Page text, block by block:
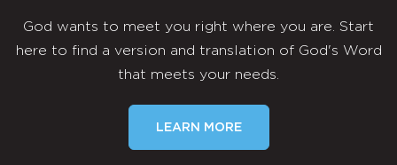
God wants to meet you right where you are. Start
here to find a version and translation of God's Word
that meets your needs.
LEARN MORE